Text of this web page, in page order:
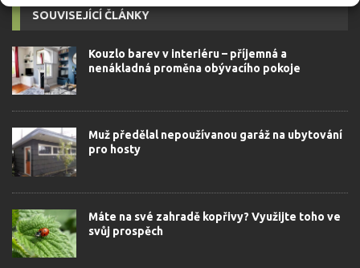
SOUVISEJÍCÍ ČLÁNKY
Kouzlo barev v interiéru – příjemná a
nenákladná proměna obývacího pokoje
Muž předělal nepoužívanou garáž na ubytování
pro hosty
Máte na své zahradě kopřivy? Využijte toho ve
svůj prospěch